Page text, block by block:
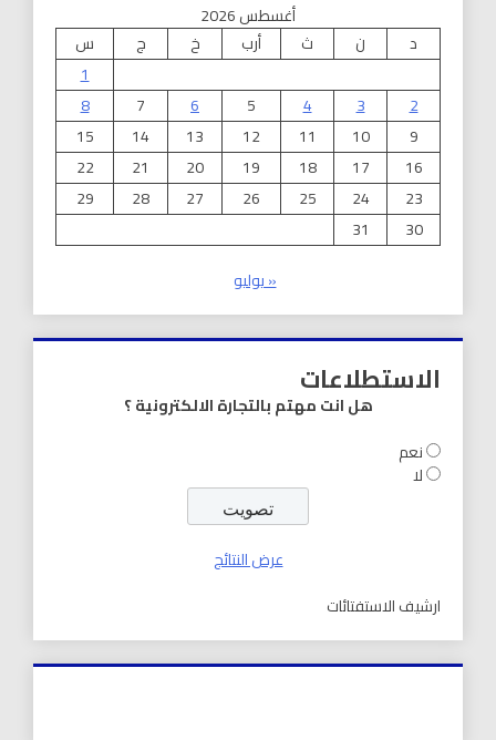
أغسطس 2026
د
ن ث أرب خ ج
س
1
2
3
4
5
6
7
8
9
10
11
12
13
14
15
16
17
18
19
20
21
22
23
24
25
26
27
28
29
30
31
« يوليو
الاستطلاعات
هل انت مهتم بالتجارة الالكترونية ؟
نعم
لا
عرض النتائج
ارشيف الاستفتائات